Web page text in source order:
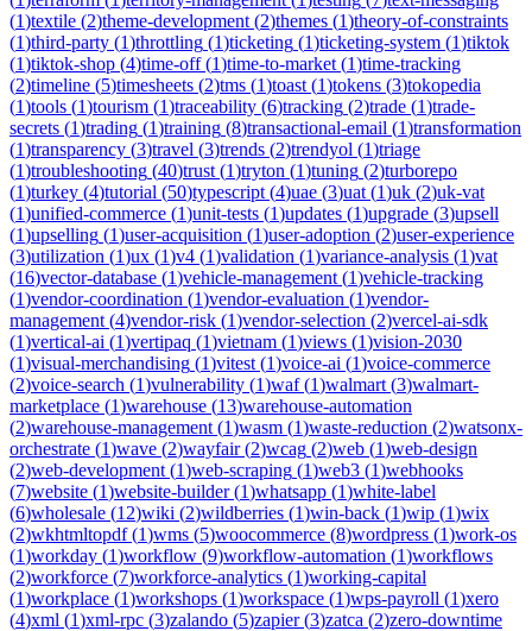
(1)textile (2)theme-development (2)themes (1)theory-of-constraints
(1)third-party (1)throttling (1)ticketing (1)ticketing-system (1)tiktok
(1)tiktok-shop (4)time-off(1)time-to-market (1)time-tracking
(2)timeline (5)timesheets (2)tms (1)toast (1)tokens (3)tokopedia
(1)tools (1)tourism (1)traceability (6)tracking (2)trade (1)trade-
secrets (1)trading (1)training (8)transactional-email (1)transformation
(1)transparency (3)travel (3)trends (2)trendyol (1)triage
(1)troubleshooting (40)trust (1)tryton (1)tuning (2)turborepo
(1)turkey (4)tutorial (50)typescript (4)uae (3)uat (1)uk (2)uk-vat
(1)unified-commerce (1)unit-tests (1)updates (1)upgrade (3)upsell
(1)upselling (1)user-acquisition (1)user-adoption (2)user-experience
(3)utilization (1)ux (1)v4 (1)validation (1)variance-analysis (1)vat
(16)vector-database (1)vehicle-management (1)vehicle-tracking
(1)vendor-coordination (1)vendor-evaluation (1)vendor-
management (4)vendor-risk (1)vendor-selection (2)vercel-ai-sdk
(1)vertical-ai (1)vertipaq (1)vietnam (1)views (1)vision-2030
(1)visual-merchandising (1)vitest (1)voice-ai (1)voice-commerce
(2)voice-search (1)vulnerability (1)waf(1)walmart (3)walmart-
marketplace (1)warehouse (13)warehouse-automation
(2)warehouse-management (1)wasm (1)waste-reduction (2)watsonx-
orchestrate (1)wave (2)wayfair(2)wcag (2)web (1)web-design
(2)web-development (1)web-scraping (1)web3 (1)webhooks
(7)website (1)website-builder(1)whatsapp (1)white-label
(6)wholesale (12)wiki (2)wildberries (1)win-back (1)wip (1)wix
(2)wkhtmltopdf(1)wms (5)woocommerce (8)wordpress (1)work-os
(1)workday (1)workflow (9)workflow-automation (1)workflows
(2)workforce (7)workforce-analytics (1)working-capital
(1)workplace (1)workshops (1)workspace (1)wps-payroll (1)xero
(4)xml (1)xml-rpc (3)zalando (5)zapier(3)zatca (2)zero-downtime